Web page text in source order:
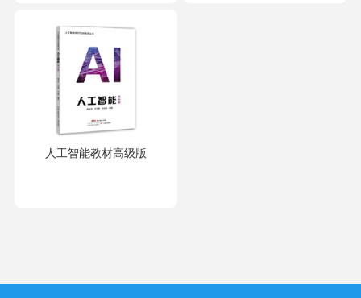
人工智能教材高级版